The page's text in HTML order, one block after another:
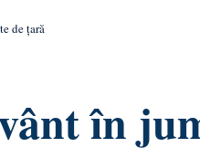
de țară
în